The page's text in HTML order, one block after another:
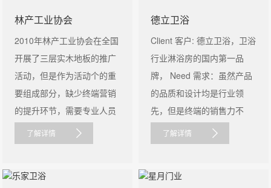
林产工业协会
2010年林产工业协会在全国
开展了三层实木地板的推广
活动，但是作为活动个的重
要组成部分，缺少终端营销
的提升环节，需要专业人员
对产品......
了解详情
德立卫浴
Client 客户: 德立卫浴，卫浴
行业淋浴房的国内第一品
牌， Need 需求：虽然产品
的品质和设计均是行业领
先，但是终端的销售力不
足，面临竞品......
了解详情